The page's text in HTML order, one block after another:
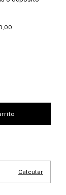
Calcular